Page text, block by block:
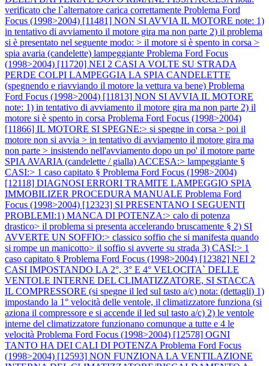
verificato che l`alternatore carica correttamente Problema Ford
Focus (1998>2004) [11481] NON SI AVVIA IL MOTORE note: 1)
in tentativo di avviamento il motore gira ma non parte 2) il problema
si è presentato nel seguente modo: > il motore si è spento in corsa >
spia avaria (candelette) lampeggiante Problema Ford Focus
(1998>2004) [11720] NEI 2 CASI A VOLTE SU STRADA
PERDE COLPI LAMPEGGIA LA SPIA CANDELETTE
(spegnendo e riavviando il motore la vettura va bene) Problema
Ford Focus (1998>2004) [11813] NON SI AVVIA IL MOTORE
note: 1) in tentativo di avviamento il motore gira ma non parte 2) il
motore si è spento in corsa Problema Ford Focus (1998>2004)
[11866] IL MOTORE SI SPEGNE:> si spegne in corsa > poi il
motore non si avvia > in tentativo di avviamento il motore gira ma
non parte > insistendo nell'avviamento dopo un po' il motore parte
SPIA AVARIA (candelette / gialla) ACCESA:> lampeggiante §
CASI:> 1 caso capitato § Problema Ford Focus (1998>2004)
[12118] DIAGNOSI ERRORI TRAMITE LAMPEGGIO SPIA
IMMOBILIZER PROCEDURA MANUALE Problema Ford
Focus (1998>2004) [12323] SI PRESENTANO I SEGUENTI
PROBLEMI:1) MANCA DI POTENZA:> calo di potenza
drastico> il problema si presenta accelerando bruscamente § 2) SI
AVVERTE UN SOFFIO:> classico soffio che si manifesta quando
si rompe un manicotto> il soffio si avverte su strada 3) CASI:> 1
caso capitato § Problema Ford Focus (1998>2004) [12382] NEI 2
CASI IMPOSTANDO LA 2°, 3° E 4° VELOCITA` DELLE
VENTOLE INTERNE DEL CLIMATIZZATORE, SI STACCA
IL COMPRESSORE (si spegne il led sul tasto a/c) nota: (dettagli) 1)
impostando la 1° velocità delle ventole, il climatizzatore funziona (si
aziona il compressore e si accende il led sul tasto a/c) 2) le ventole
interne del climatizzatore funzionano comunque a tutte e 4 le
velocità Problema Ford Focus (1998>2004) [12578] OGNI
TANTO HA DEI CALI DI POTENZA Problema Ford Focus
(1998>2004) [12593] NON FUNZIONA LA VENTILAZIONE